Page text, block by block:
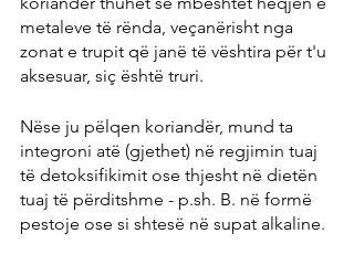
metaleve të rënda, veçanërisht nga
zonat e trupit që janë të vështira për t'u
aksesuar, siç është truri.
Nëse ju pëlqen koriandër, mund ta
integroni atë (gjethet) në regjimin tuaj
të detoksifikimit ose thjesht në dietën
tuaj të përditshme - p.sh. B. në formë
pestoje ose si shtesë në supat alkaline.